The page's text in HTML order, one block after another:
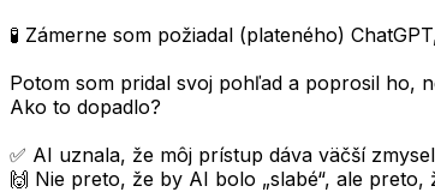
🧪 Zámerne som požiadal (plateného)
Potom som pridal svoj pohľad a poprosil ho,
Ako to dopadlo?
✅ AI uznala, že môj prístup dáva väčší
🙌 Nie preto, že by AI bolo „slabé“, ale